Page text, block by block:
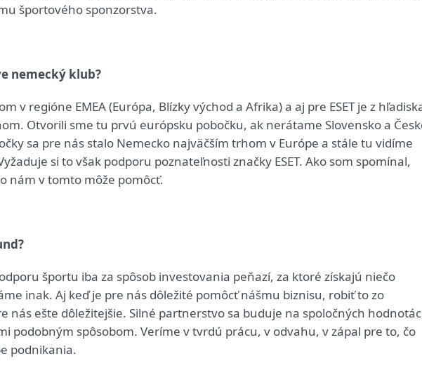
športového sponzorstva.
nemecký klub?
v regióne EMEA (Európa, Blízky východ a Afrika) a aj pre ESET je z
Otvorili sme tu prvú európsku pobočku, ak nerátame Slovensko a
sa pre nás stalo Nemecko najväčším trhom v Európe a stále tu vidíme
si to však podporu poznateľnosti značky ESET. Ako som spomínal,
nám v tomto môže pomôcť.
športu iba za spôsob investovania peňazí, za ktoré získajú niečo
inak. Aj keď je pre nás dôležité pomôcť nášmu biznisu, robiť to zo
nás ešte dôležitejšie. Silné partnerstvo sa buduje na spoločných
podobným spôsobom. Veríme v tvrdú prácu, v odvahu, v zápal pre to, čo
podnikania.